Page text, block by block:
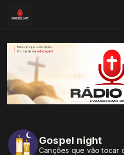
Gospel night
Canções que vão tocar